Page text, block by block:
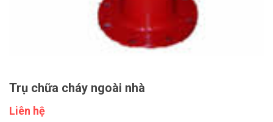
Trụ chữa cháy ngoài nhà
Liên hệ